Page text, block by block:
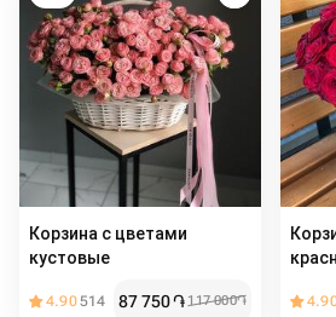
Корзина с цветами
кустовые
4.90514 87 750֏ 117 000֏